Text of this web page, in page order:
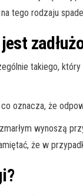
tego rodzaju
takiego,
oznacza, że
wynoszą
że w